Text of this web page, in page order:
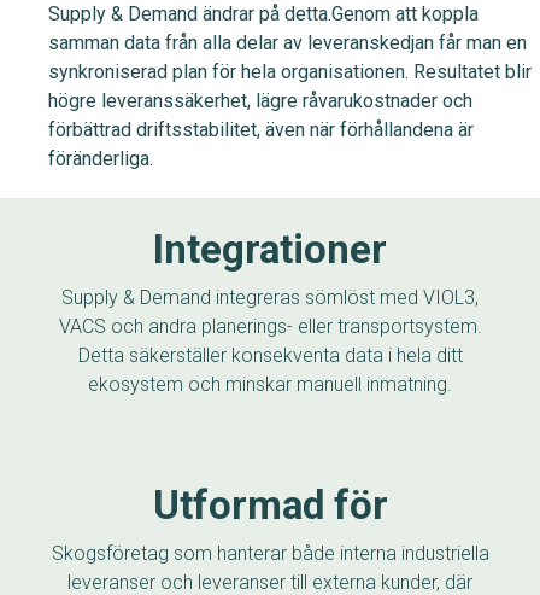
Supply & Demand ändrar på detta.Genom att koppla
samman data från alla delar av leveranskedjan får man en
synkroniserad plan för hela organisationen. Resultatet blir
högre leveranssäkerhet, lägre råvarukostnader och
förbättrad driftsstabilitet, även när förhållandena är
föränderliga.
Integrationer
Supply & Demand integreras sömlöst med VIOL3,
VACS och andra planerings- eller transportsystem.
Detta säkerställer konsekventa data i hela ditt
ekosystem och minskar manuell inmatning.
Utformad för
Skogsföretag som hanterar både interna industriella
leveranser och leveranser till externa kunder, där